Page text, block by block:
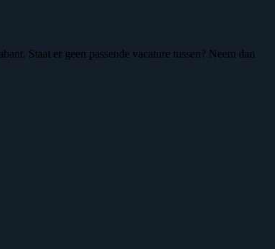
Staat er geen passende vacature tussen? Neem dan